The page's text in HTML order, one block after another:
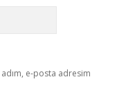
e-posta adresim